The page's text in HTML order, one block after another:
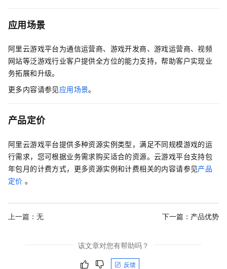
应用场景
阿里云游戏平台为通信运营商、游戏开发商、游戏运营商、视频
网站等泛游戏行业客户提供全方位的能力支持，帮助客户实现业
务拓展和升级。
更多内容请参见应用场景。
产品定价
阿里云游戏平台提供多种资源实例类型，满足不同规模游戏的运
行需求，您可根据业务需求购买适合的资源。云游戏平台支持包
年包月的计费方式，更多资源实例和计费相关的内容请参见产品
定价 。
上一篇：无 下一篇： 产品优势
该文章对您有帮助吗？
反馈